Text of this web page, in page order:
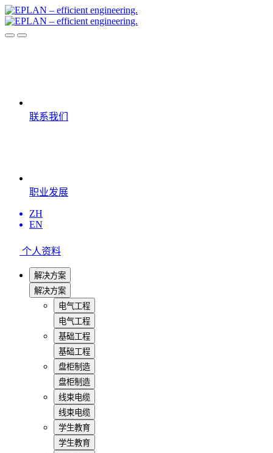
联系我们
职业发展
ZH
EN
个人资料
解决方案
解决方案
电气工程
电气工程
基础工程
基础工程
盘柜制造
盘柜制造
线束电缆
线束电缆
学生教育
学生教育